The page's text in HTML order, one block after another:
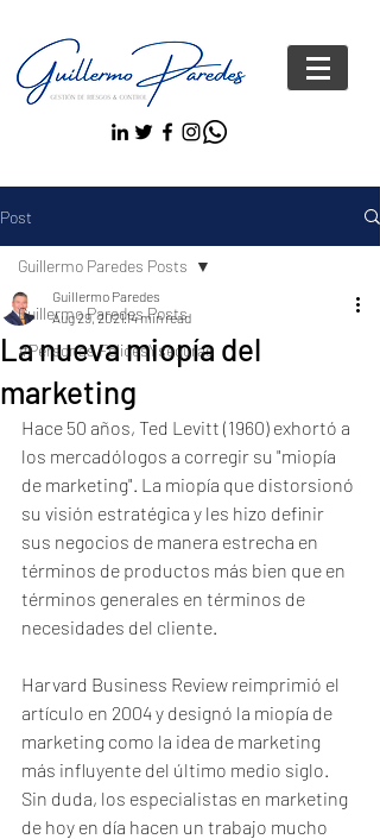
Post
Guillermo Paredes Posts
#Personas FelicesYseguras
Guillermo Paredes Posts
La nueva miopía del
marketing
Guillermo Paredes
Aug 29, 202114 min read
Hace 50 años, Ted Levitt (1960) exhortó a
los mercadólogos a corregir su "miopía
de marketing". La miopía que distorsionó
su visión estratégica y les hizo definir
sus negocios de manera estrecha en
términos de productos más bien que en
términos generales en términos de
necesidades del cliente.
Harvard Business Review reimprimió el
artículo en 2004 y designó la miopía de
marketing como la idea de marketing
más influyente del último medio siglo.
Sin duda, los especialistas en marketing
de hoy en día hacen un trabajo mucho